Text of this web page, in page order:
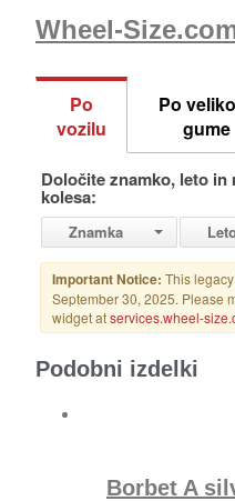
Wheel-
Podobni izdelki
Borbet A